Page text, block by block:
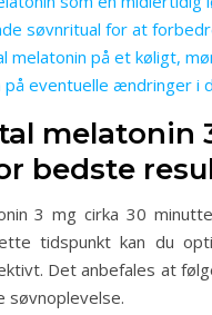
søvnritual for at
melatonin på et køligt,
eventuelle ændringer i
bedste
3 mg cirka 30
tidspunkt kan du
Det anbefales at
søvnoplevelse.